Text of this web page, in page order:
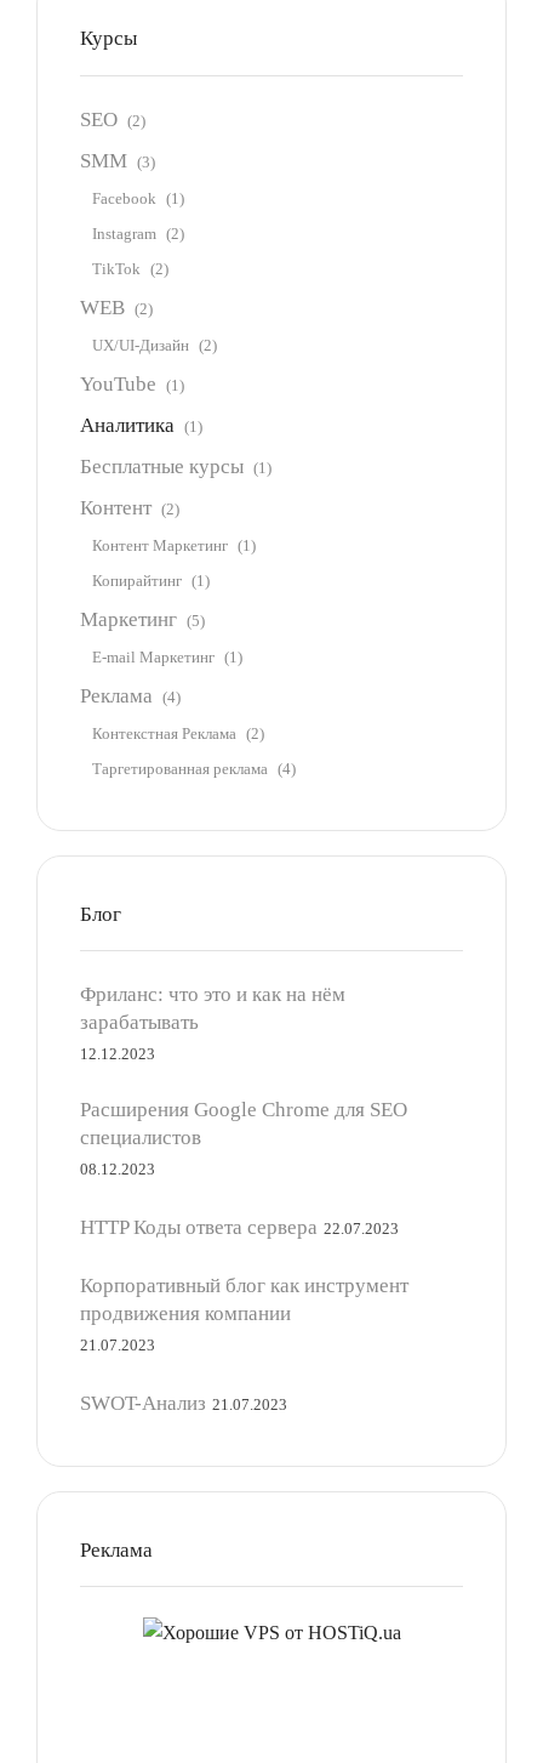
Курсы
SEO (2)
SMM (3)
Facebook (1)
Instagram (2)
TikTok (2)
WEB (2)
UX/UI-Дизайн (2)
YouTube (1)
Аналитика (1)
Бесплатные курсы (1)
Контент (2)
Контент Маркетинг (1)
Копирайтинг (1)
Маркетинг (5)
E-mail Маркетинг (1)
Реклама (4)
Контекстная Реклама (2)
Таргетированная реклама (4)
Блог
Фриланс: что это и как на нём
зарабатывать
12.12.2023
Расширения Google Chrome для SEO
специалистов
08.12.2023
HTTP Коды ответа сервера 22.07.2023
Корпоративный блог как инструмент
продвижения компании
21.07.2023
SWOT-Анализ 21.07.2023
Реклама